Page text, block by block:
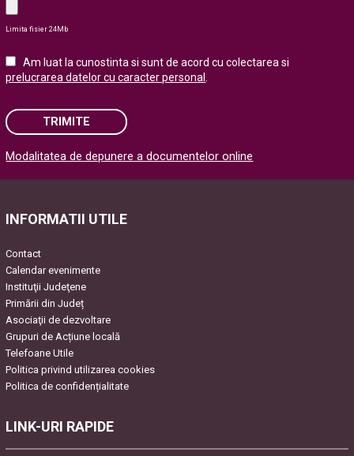
Limita fisier 24Mb
Am luat la cunostinta si sunt de acord cu colectarea si
prelucrarea datelor cu caracter personal
TRIMITE
Please leave this field empty.
Modalitatea de depunere a documentelor online
INFORMATII UTILE
Contact
Calendar evenimente
Instituţii Judeţene
Primării din Județ
Asociaţii de dezvoltare
Grupuri de Acțiune locală
Telefoane Utile
Politica privind utilizarea cookies
Politica de confidențialitate
LINK-URI RAPIDE